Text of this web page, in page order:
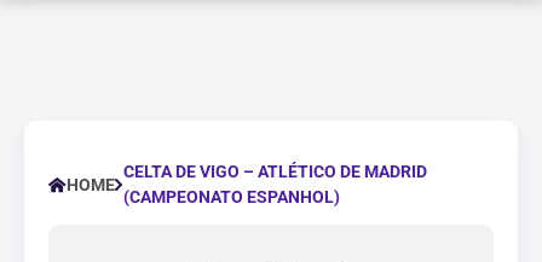
HOME
CELTA DE VIGO – ATLÉTICO DE MADRID
(CAMPEONATO ESPANHOL)